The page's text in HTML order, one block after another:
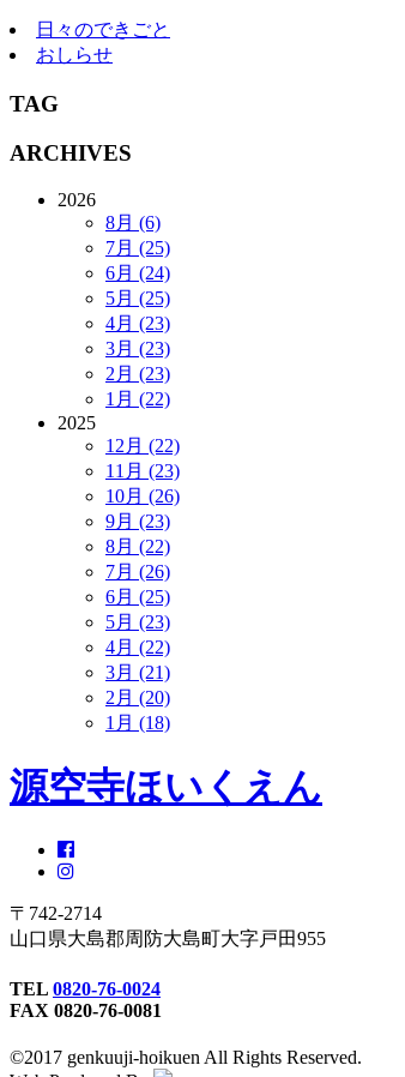
日々のできごと
おしらせ
TAG
ARCHIVES
2026
8月 (6)
7月 (25)
6月 (24)
5月 (25)
4月 (23)
3月 (23)
2月 (23)
1月 (22)
2025
12月 (22)
11月 (23)
10月 (26)
9月 (23)
8月 (22)
7月 (26)
6月 (25)
5月 (23)
4月 (22)
3月 (21)
2月 (20)
1月 (18)
源空寺ほいくえん
〒742-2714
山口県大島郡周防大島町大字戸田955
TEL 0820-76-0024
FAX 0820-76-0081
©2017 genkuuji-hoikuen All Rights Reserved.